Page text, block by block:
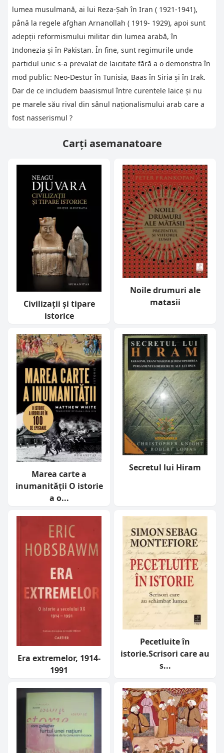
lumea musulmană, ai lui Reza-Şah în Iran ( 1921-1941),
până la regele afghan Arnanollah ( 1919- 1929), apoi sunt
adepţii reformismului militar din lumea arabă, în
Indonezia şi în Pakistan. În fine, sunt regimurile unde
partidul unic s-a prevalat de laicitate fără a o demonstra în
mod public: Neo-Destur în Tunisia, Baas în Siria şi în Irak.
Dar de ce includem baasismul între curentele laice şi nu
pe marele său rival din sânul naţionalismului arab care a
fost nasserismul ?
Carți asemanatoare
Civilizații și tipare
istorice
Noile drumuri ale
matasii
Marea carte a
inumanității O istorie
a o...
Secretul lui Hiram
Era extremelor, 1914-
1991
Pecetluite în
istorie.Scrisori care au
s...